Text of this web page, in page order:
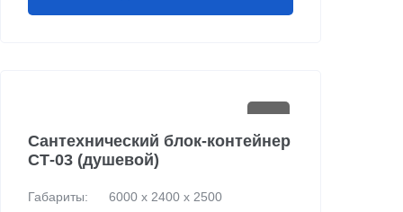
Сантехнический блок-контейнер
СТ-03 (душевой)
Габариты:
6000 х 2400 х 2500